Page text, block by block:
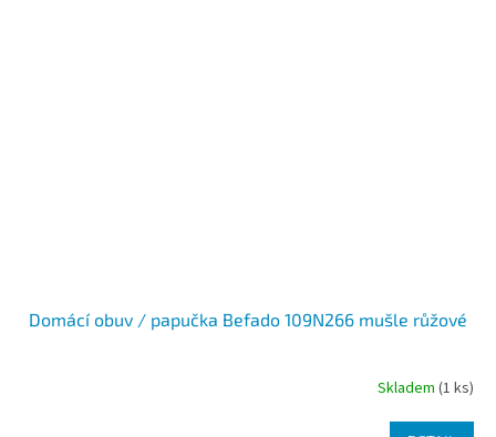
Domácí obuv / papučka Befado 109N266 mušle růžové
Skladem (1 ks)